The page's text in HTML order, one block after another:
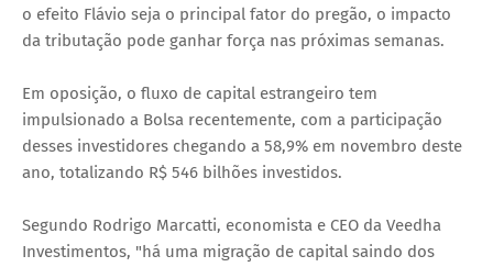
o efeito Flávio seja o principal fator do pregão, o impacto
da tributação pode ganhar força nas próximas semanas.
Em oposição, o fluxo de capital estrangeiro tem
impulsionado a Bolsa recentemente, com a participação
desses investidores chegando a 58,9% em novembro deste
ano, totalizando R$ 546 bilhões investidos.
Segundo Rodrigo Marcatti, economista e CEO da Veedha
Investimentos, "há uma migração de capital saindo dos